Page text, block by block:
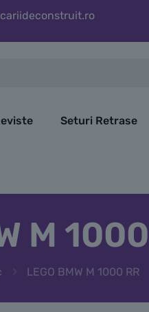
Seturi Retrase
M
LEGO BMW M 1000 RR